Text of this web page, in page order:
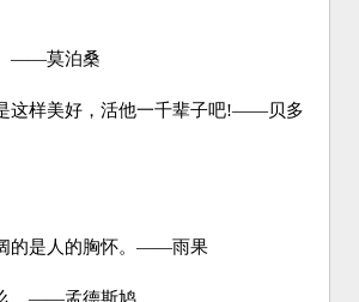
——莫泊桑
这样美好，活他一千辈子吧!——贝多
的是人的胸怀。——雨果